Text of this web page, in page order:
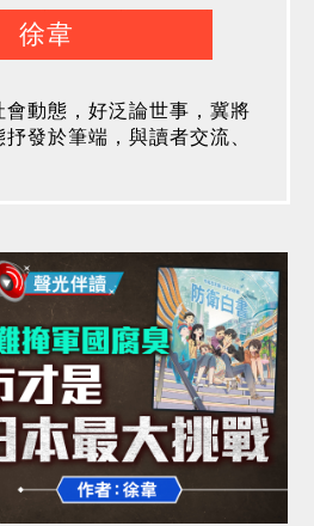
徐韋
動態，好泛論世事，冀將
發於筆端，與讀者交流、